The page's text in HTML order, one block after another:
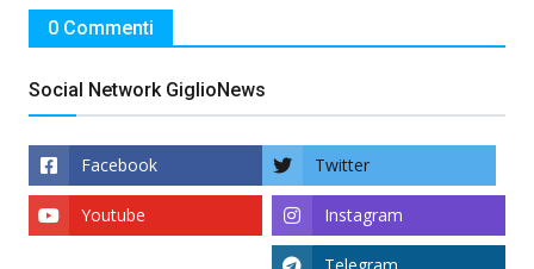
0 Commenti
Social Network GiglioNews
Facebook Twitter
Instagram
Youtube